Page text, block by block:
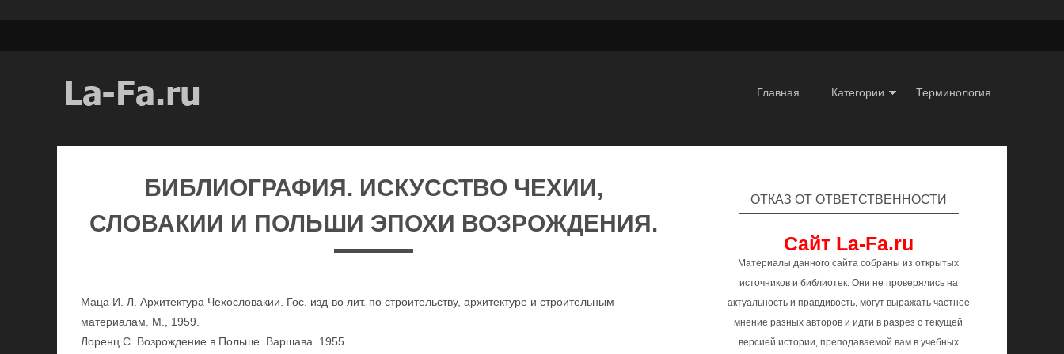
Главная Категории Терминология
БИБЛИОГРАФИЯ. ИСКУССТВО ЧЕХИИ,
СЛОВАКИИ И ПОЛЬШИ ЭПОХИ ВОЗРОЖДЕНИЯ.
Маца И. Л. Архитектура Чехословакии. Гос. изд-во лит. по строительству, архитектуре и строительным
материалам. М., 1959.
Лоренц С. Возрождение в Польше. Варшава. 1955.
ОТКАЗ ОТ ОТВЕТСТВЕННОСТИ
Сайт La-Fa.ru
Материалы данного сайта собраны из открытых
источников и библиотек. Они не проверялись на
актуальность и правдивость, могут выражать частное
мнение разных авторов и идти в разрез с текущей
версией истории, преподаваемой вам в учебных